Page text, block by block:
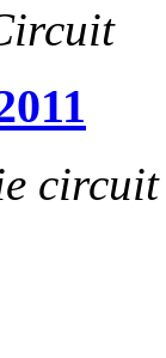
circuit